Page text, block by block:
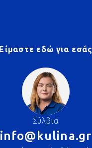
Είμαστε εδώ για εσάς
Σύλβια
info@kulina.gr